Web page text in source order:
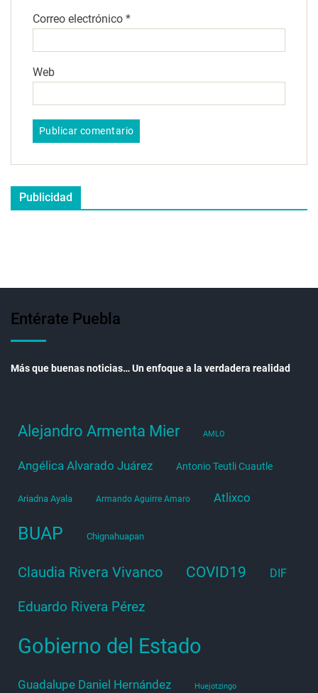
Correo electrónico *
Web
Publicidad
Entérate Puebla
Más que buenas noticias… Un enfoque a la verdadera realidad
Alejandro Armenta Mier AMLO
Angélica Alvarado Juárez Antonio Teutli Cuautle
Ariadna Ayala Armando Aguirre Amaro Atlixco
BUAP Chignahuapan
Claudia Rivera Vivanco COVID19 DIF
Eduardo Rivera Pérez
Gobierno del Estado
Guadalupe Daniel Hernández Huejotzingo